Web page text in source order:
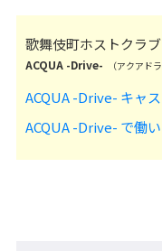
歌舞伎町ホストクラブ
ACQUA -Drive- （アクアド
ACQUA -Drive- キャ
ACQUA -Drive- で働